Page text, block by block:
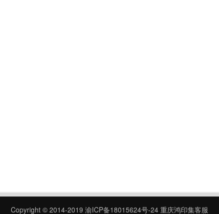
Copyright © 2014-2019 渝ICP备18015624号-24 重庆鸿印集客服